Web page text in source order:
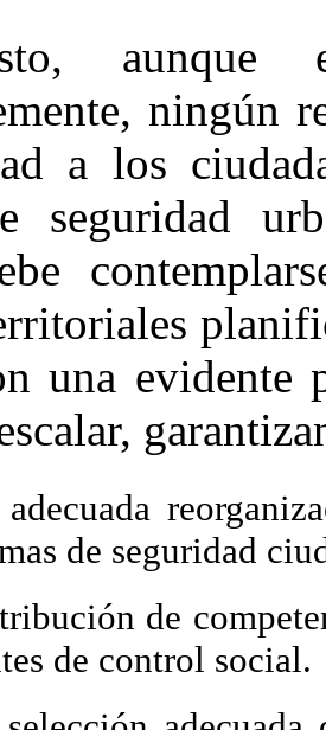
aunque
ningún
a los
seguridad
una evidente
de seguridad
de
de control social.